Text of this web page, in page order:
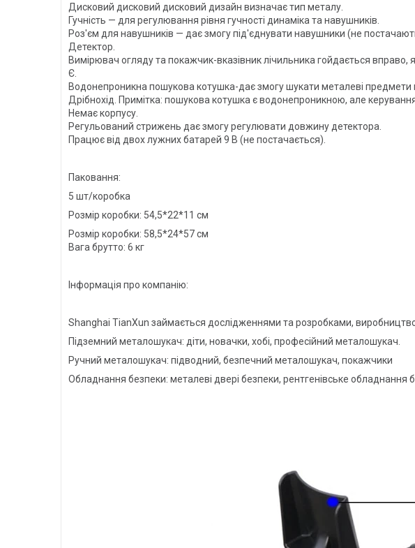
Дисковий дисковий дисковий дизайн визначає тип металу.
Гучність — для регулювання рівня гучності динаміка та навушників.
Роз'єм для навушників — дає змогу під'єднувати навушники (не
Детектор.
Вимірювач огляду та покажчик-вказівник лічильника гойдається вправо,
Є.
Водонепроникна пошукова котушка-дає змогу шукати металеві предмети
Дрібнохід. Примітка: пошукова котушка є водонепроникною, але
Немає корпусу.
Регульований стрижень дає змогу регулювати довжину детектора.
Працює від двох лужних батарей 9 В (не постачається).
Паковання:
5 шт/коробка
Розмір коробки: 54,5*22*11 см
Розмір коробки: 58,5*24*57 см
Вага брутто: 6 кг
Інформація про компанію:
Shanghai TianXun займається дослідженнями та розробками,
Підземний металошукач: діти, новачки, хобі, професійний металошукач.
Ручний металошукач: підводний, безпечний металошукач, покажчики
Обладнання безпеки: металеві двері безпеки, рентгенівське обладнання